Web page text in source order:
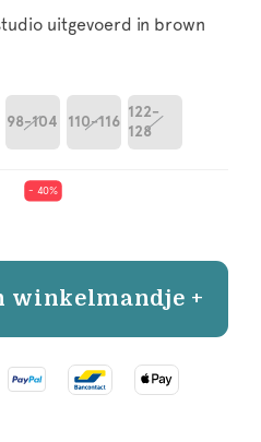
uitgevoerd in brown
98-104 110-116
122-
128
- 40%
winkelmandje +